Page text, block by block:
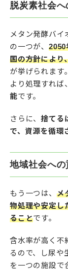
脱炭素社会
メタン発酵バイ
の一つが、 2050
国の方針により
が挙げられます
より処理すれば
能です。
さらに、捨てる
で、資源を循環
地域社会への
もう一つは、 メ
物処理や安定し
ることです。
含水率が高く不
るので、し尿や
を一つの施設で